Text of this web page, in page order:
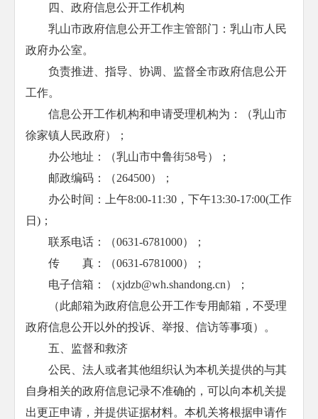
四、政府信息公开工作机构
乳山市政府信息公开工作主管部门：乳山市人民
政府办公室。
负责推进、指导、协调、监督全市政府信息公开
工作。
信息公开工作机构和申请受理机构为：（乳山市
徐家镇人民政府）；
办公地址：（乳山市中鲁街58号）；
邮政编码：（264500）；
办公时间：上午8:00-11:30，下午13:30-17:00(工作
日)；
联系电话：（0631-6781000）；
传 真：（0631-6781000）；
电子信箱：（xjdzb@wh.shandong.cn）；
（此邮箱为政府信息公开工作专用邮箱，不受理
政府信息公开以外的投诉、举报、信访等事项）。
五、监督和救济
公民、法人或者其他组织认为本机关提供的与其
自身相关的政府信息记录不准确的，可以向本机关提
出更正申请，并提供证据材料。本机关将根据申请作